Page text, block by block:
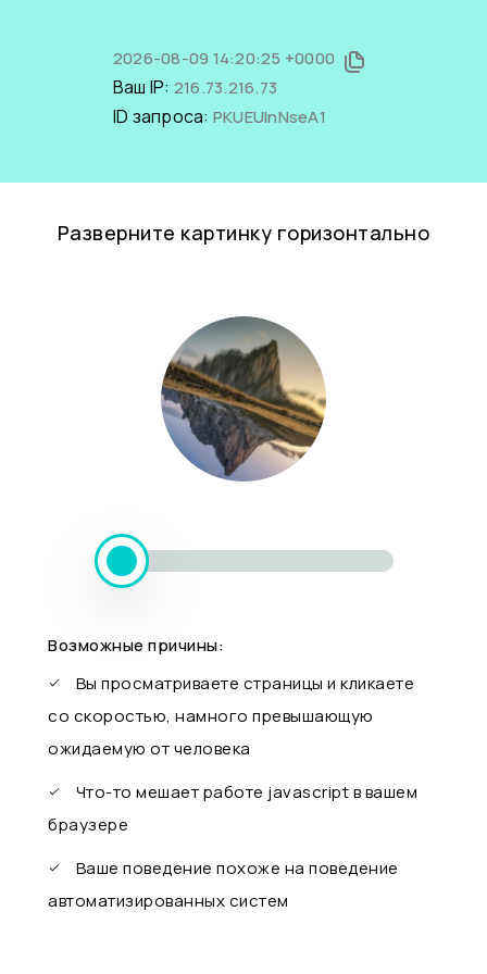
2026-08-09 14:20:25 +0000
Ваш IP: 216.73.216.73
ID запроса: PKUEUInNseA1
Разверните картинку горизонтально
Возможные причины:
Вы просматриваете страницы и кликаете
со скоростью, намного превышающую
ожидаемую от человека
Что-то мешает работе javascript в вашем
браузере
Ваше поведение похоже на поведение
автоматизированных систем